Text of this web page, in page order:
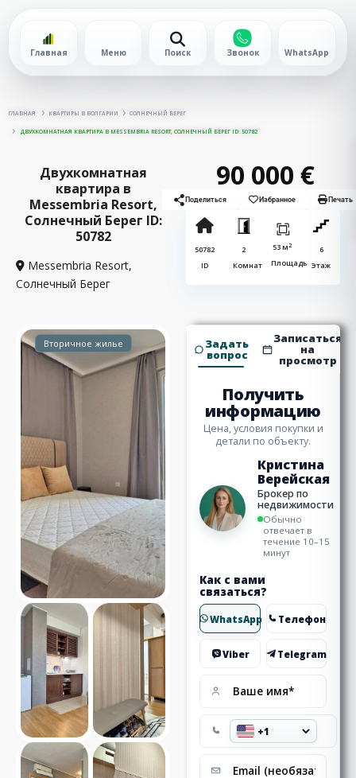
Главная Меню Поиск Звонок WhatsApp
ГЛАВНАЯ КВАРТИРЫ В БОЛГАРИИ СОЛНЕЧНЫЙ БЕРЕГ
ДВУХКОМНАТНАЯ КВАРТИРА В MESSEMBRIA RESORT, СОЛНЕЧНЫЙ БЕРЕГ ID: 50782
Двухкомнатная
квартира в
Messembria Resort,
Солнечный Берег ID:
50782
Messembria Resort,
Солнечный Берег
90 000 €
Поделиться Избранное Печать
50782
ID
2
Комнат
53 м2
Площадь
6
Этаж
Вторичное жилье Задать
вопрос
Записаться
на
просмотр
Получить
информацию
Цена, условия покупки и
детали по объекту.
Кристина
Верейская
Брокер по
недвижимости
Обычно
отвечает в
течение 10–15
минут
Как с вами
связаться?
WhatsApp Телефон
Viber Telegram